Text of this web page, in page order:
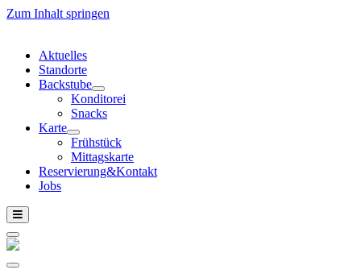
Zum Inhalt springen
Aktuelles
Standorte
Backstube
Konditorei
Snacks
Karte
Frühstück
Mittagskarte
Reservierung&Kontakt
Jobs